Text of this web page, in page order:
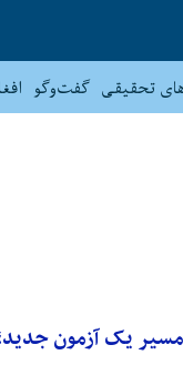
تحقیقی گفت‌وگو
یک آزمون